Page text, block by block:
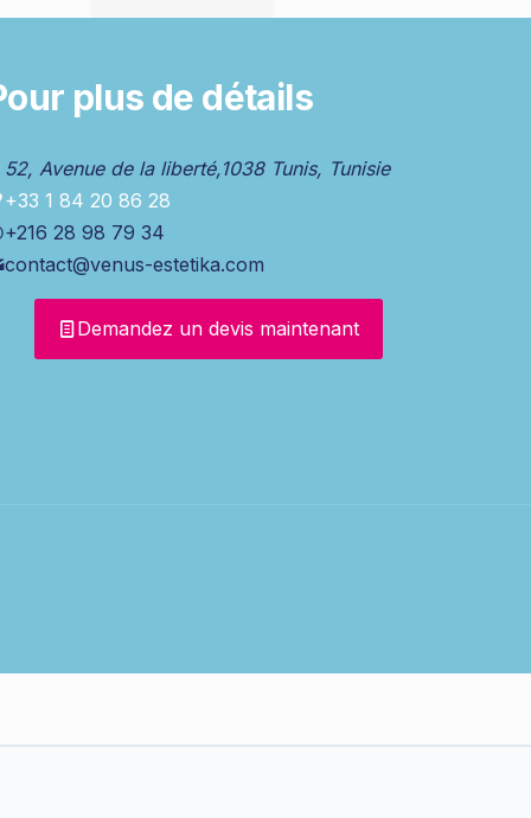
plus de détails
52, Avenue de la liberté,1038 Tunis, Tunisie
+33 1 84 20 86 28
+216 28 98 79 34
contact@venus-estetika.com
Demandez un devis maintenant